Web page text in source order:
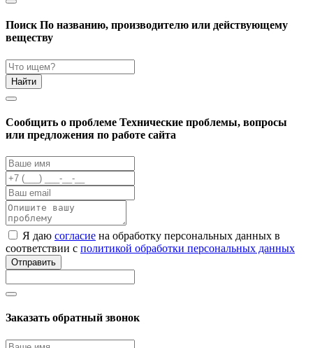
Поиск По названию, производителю или действующему
веществу
Найти
Cообщить о проблеме Технические проблемы, вопросы
или предложения по работе сайта
Я даю согласие на обработку персональных данных в
соответствии с политикой обработки персональных данных
Отправить
Заказать обратный звонок